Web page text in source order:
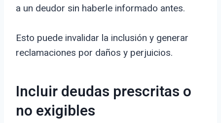
a un deudor sin haberle informado antes.
Esto puede invalidar la inclusión y generar
reclamaciones por daños y perjuicios.
Incluir deudas prescritas o
no exigibles